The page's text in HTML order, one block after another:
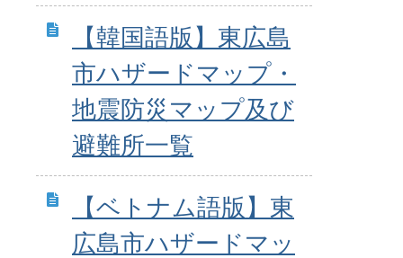
【韓国語版】東広島
市ハザードマップ・
地震防災マップ及び
避難所一覧
【ベトナム語版】東
広島市ハザードマッ